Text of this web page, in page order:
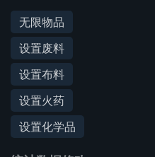
无限物品
设置废料
设置布料
设置火药
设置化学品